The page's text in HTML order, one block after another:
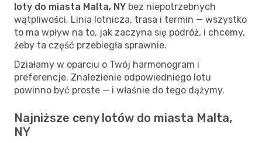
loty do miasta Malta, NY bez niepotrzebnych
wątpliwości. Linia lotnicza, trasa i termin — wszystko
to ma wpływ na to, jak zaczyna się podróż, i chcemy,
żeby ta część przebiegła sprawnie.
Działamy w oparciu o Twój harmonogram i
preferencje. Znalezienie odpowiedniego lotu
powinno być proste — i właśnie do tego dążymy.
Najniższe ceny lotów do miasta Malta,
NY